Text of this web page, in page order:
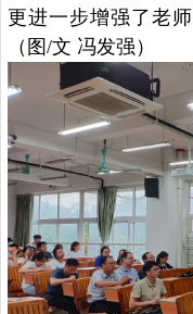
更进一步增强了老
（图/文 冯发强）